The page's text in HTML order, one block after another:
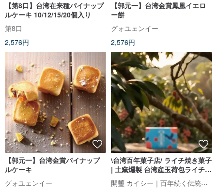
【第8口】台湾在来種パイナップ
ルケーキ 10/12/15/20個入り
第8口
2,576円
【郭元一】台湾金賞鳳凰イエロ
ー餅
グォユェンイー
2,576円
【郭元一】台湾金賞パイナップ
ルケーキ
グォユェンイー
\台湾百年菓子店/ ライチ焼き菓子
| 土窯燻製 台湾産玉荷包ライチ使
用 | ギフトボックス個包装
開璽 カイシー｜百年続く伝統の婚礼菓子